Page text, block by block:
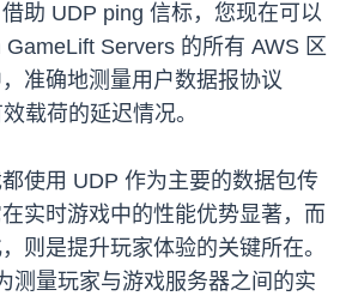
助 UDP ping 信标，您现在可以
Servers 的所有 AWS 区
准确地测量用户数据报协议
载荷的延迟情况。
使用 UDP 作为主要的数据包传
实时游戏中的性能优势显著，而
则是提升玩家体验的关键所在。
测量玩家与游戏服务器之间的实